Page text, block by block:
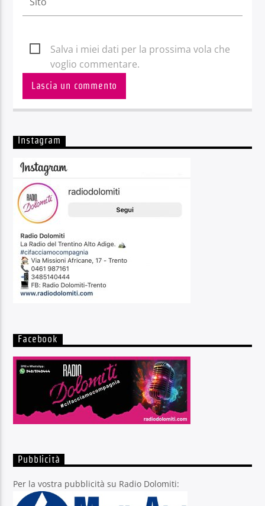
Salva i miei dati per la prossima vola che
voglio commentare.
Instagram
Facebook
Pubblicità
Per la vostra pubblicità su Radio Dolomiti: